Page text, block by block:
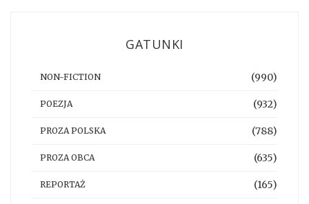
GATUNKI
NON-FICTION (990)
POEZJA (932)
PROZA POLSKA (788)
PROZA OBCA (635)
REPORTAŻ (165)